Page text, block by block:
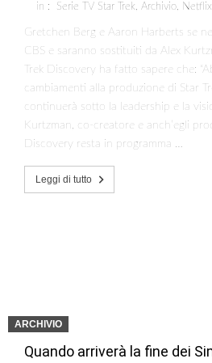
in : Serie TV Star Trek, Archivio, Netflix
Gretchen Berg e Aaron Harberts se
CBS e saranno sostituiti da Alex
Trek Discovery ha fatto sapere che:
cambiamenti alla produzione di Star
continuerà sotto la leadership e la
Kurtzman, co-creatore e anch’egli
Discovery resta in programma …
Leggi di tutto
ARCHIVIO
Quando arriverà la fine dei